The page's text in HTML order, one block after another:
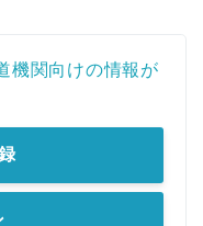
機関向けの情報が